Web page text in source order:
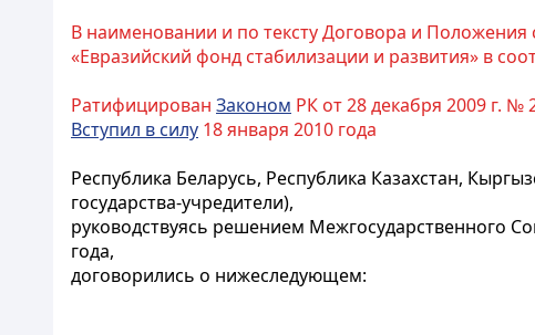
В наименовании и по тексту Договора и
«Евразийский фонд стабилизации и развития» в
Ратифицирован Законом РК от 28 декабря 2009 г. №
Вступил в силу 18 января 2010 года
Республика Беларусь, Республика Казахстан,
государства-учредители),
руководствуясь решением Межгосударственного
года,
договорились о нижеследующем: